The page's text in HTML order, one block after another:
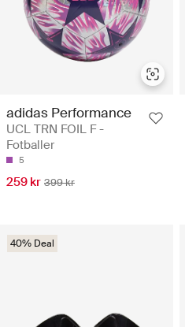
adidas Performance
UCL TRN FOIL F -
Fotballer
5
259 kr 399 kr
40% Deal